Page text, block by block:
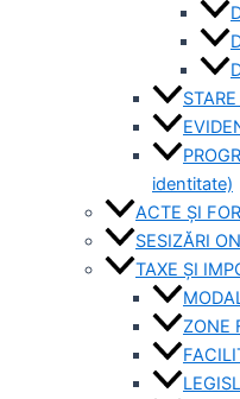
identitate)
ACTE ȘI
SESIZĂRI
TAXE ȘI
ZONE